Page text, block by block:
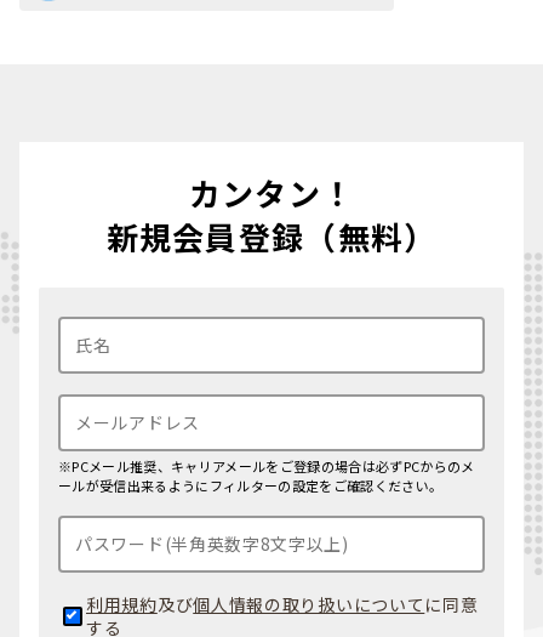
カンタン！
新規会員登録（無料）
※PCメール推奨、キャリアメールをご登録の場合は必ずPCからのメ
ールが受信出来るようにフィルターの設定をご確認ください。
利用規約及び個人情報の取り扱いについて に同意
する